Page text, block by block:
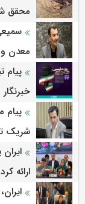
محقق
معدن
پیام
خبرنگار
پیام
شریک
ارائه کرد